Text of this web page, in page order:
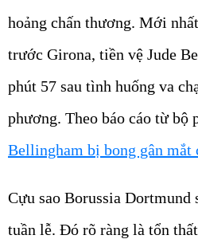
hoảng chấn thương. Mới
trước Girona, tiền vệ Jude
phút 57 sau tình huống va
phương. Theo báo cáo từ bộ
Bellingham bị bong gân mắt
Cựu sao Borussia Dortmund
tuần lễ. Đó rõ ràng là tổn